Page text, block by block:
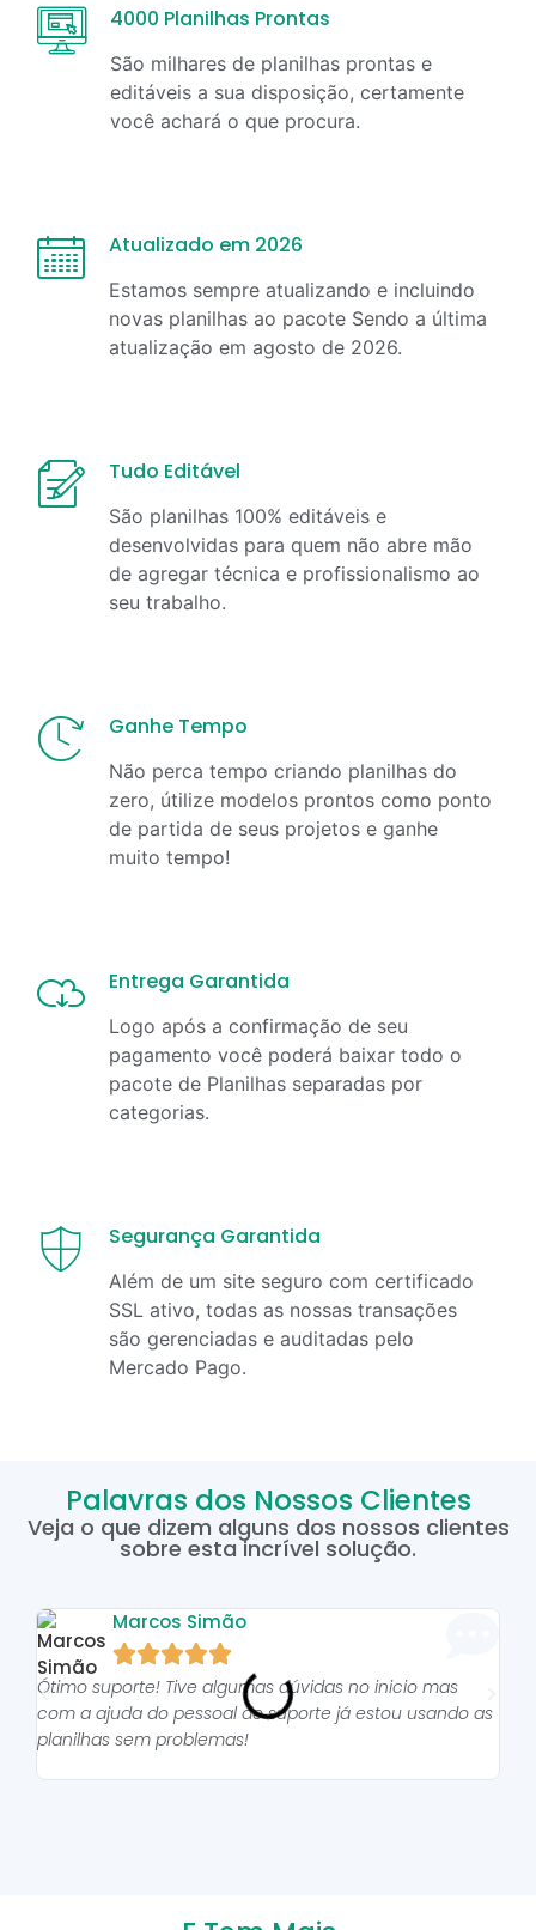
4000 Planilhas Prontas
São milhares de planilhas prontas e
editáveis a sua disposição, certamente
você achará o que procura.
Atualizado em 2026
Estamos sempre atualizando e incluindo
novas planilhas ao pacote Sendo a última
atualização em agosto de 2026.
Tudo Editável
São planilhas 100% editáveis e
desenvolvidas para quem não abre mão
de agregar técnica e profissionalismo ao
seu trabalho.
Ganhe Tempo
Não perca tempo criando planilhas do
zero, útilize modelos prontos como ponto
de partida de seus projetos e ganhe
muito tempo!
Entrega Garantida
Logo após a confirmação de seu
pagamento você poderá baixar todo o
pacote de Planilhas separadas por
categorias.
Segurança Garantida
Além de um site seguro com certificado
SSL ativo, todas as nossas transações
são gerenciadas e auditadas pelo
Mercado Pago.
Palavras dos Nossos Clientes
Veja o que dizem alguns dos nossos clientes
sobre esta incrível solução.
Marcos Simão

Ótimo suporte! Tive algumas dúvidas no inicio mas
com a ajuda do pessoal do suporte já estou usando as
planilhas sem problemas!